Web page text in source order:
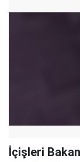
İçişleri